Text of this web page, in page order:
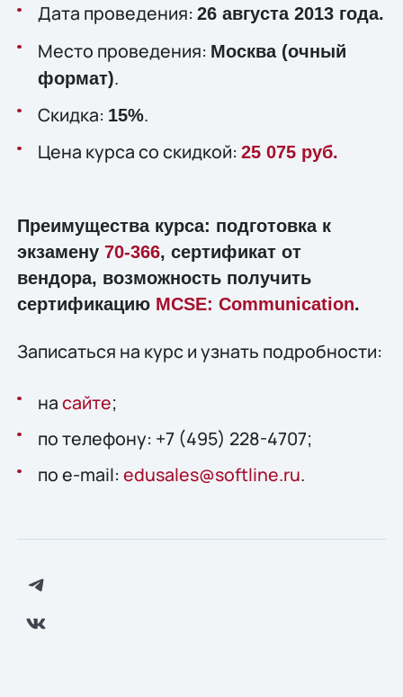
Дата проведения: 26 августа 2013 года.
Место проведения: Москва (очный
формат).
Скидка: 15%.
Цена курса со скидкой: 25 075 руб.
Преимущества курса: подготовка к
экзамену 70-366, сертификат от
вендора, возможность получить
сертификацию MCSE: Communication.
Записаться на курс и узнать подробности:
насайте;
по телефону: +7 (495) 228-4707;
по e-mail: edusales@softline.ru.